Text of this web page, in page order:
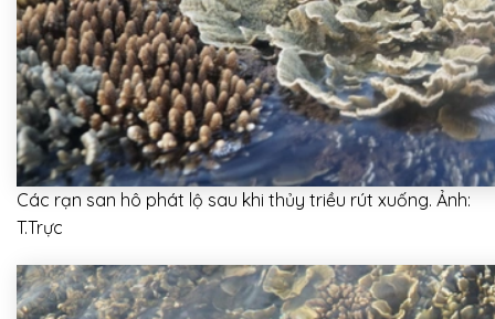
Các rạn san hô phát lộ sau khi thủy triều rút xuống. Ảnh:
T.Trực